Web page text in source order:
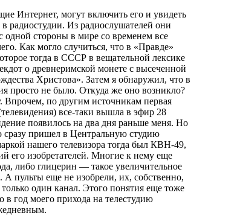
Интернет, могут включить его и увидеть
радиостудии. Из радиослушателей они
одной стороны в мире со временем все
Как могло случиться, что в «Правде»
тогда в СССР в вещательной лексике
о древнеримской монете с высеченной
Христова». Затем я обнаружил, что в
просто не было. Откуда же оно возникло?
по другим источникам первая
все-таки вышла в эфир 28
появилось на два дня раньше меня. Но
сразу пришел в Центральную студию
нашего телевизора тогда был КВН-49,
его изобретателей. Многие к нему еще
либо глицерин — такое увеличительное
пульты еще не изобрели, их, собственно,
один канал. Этого понятия еще тоже
год моего прихода на телестудию